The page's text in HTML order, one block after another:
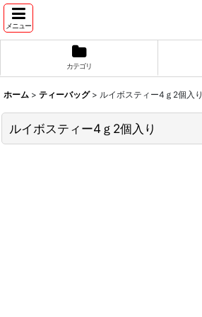
メニュー
カテゴリ
ホーム > ティーバッグ > ルイボスティー4ｇ2個入り
ルイボスティー4ｇ2個入り